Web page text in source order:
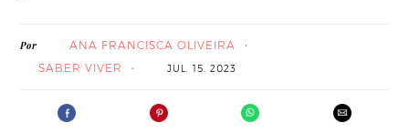
Por
ANA FRANCISCA OLIVEIRA
SABER VIVER
JUL. 15. 2023